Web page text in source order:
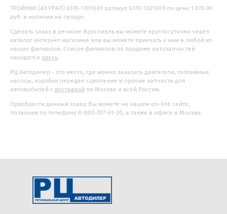
ТРОЙНИК (АЗ УРАЛ) 6370-1301009 артикул 6370-1301009 по цене 1 070.99
руб. в наличии на складе.
Сделать заказ в регионе Ярославль вы можете круглосуточно через
каталог интернет магазина или вы можете приехать к нам в любой из
наших филиалов. Список филиалов по продаже автозапчастей
находятся здесь.
РЦ Автодилер - это место, где можно заказать двигатели, топливные
насосы, коробки передач сцепление и прочие запчасти для
автомобилей с доставкой по Москве и всей России.
Приобрести данный товар Вы можете на нашем on-line сайте,
позвонив по телефону 8-800-707-61-20, а также в офисе в Москве.